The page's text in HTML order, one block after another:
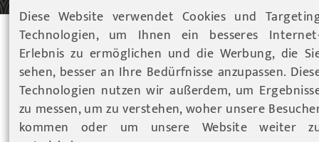
Diese Website verwendet Cookies und
Technologien, um Ihnen ein besseres
Erlebnis zu ermöglichen und die Werbung, die
sehen, besser an Ihre Bedürfnisse anzupassen.
Technologien nutzen wir außerdem, um
zu messen, um zu verstehen, woher unsere
kommen oder um unsere Website weiter
© 2026 Gemeinde Fohnsdorf | Datenschutz|Cookies
Hinweise|Impressum
Werbeagentur Gössler & Sailer OG